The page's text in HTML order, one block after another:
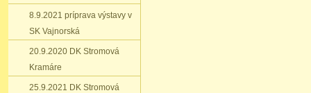
8.9.2021 príprava výstavy v
SK Vajnorská
20.9.2020 DK Stromová
Kramáre
25.9.2021 DK Stromová